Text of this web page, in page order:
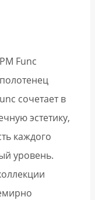
Func
сочетает в
эстетику,
каждого
уровень.